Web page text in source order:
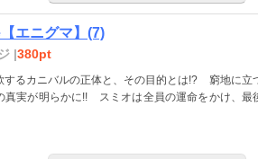
エニグマ】(7)
|380pt
するカニバルの正体と、その目的とは!? 窮地に
真実が明らかに!! スミオは全員の運命をかけ、